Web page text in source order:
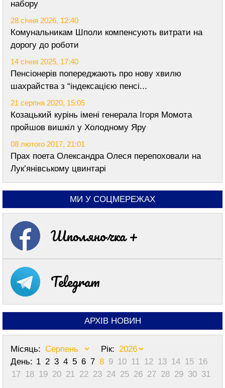
набору
28 січня 2026, 12:40
Комунальникам Шполи компенсують витрати на
дорогу до роботи
14 січня 2025, 17:40
Пенсіонерів попереджають про нову хвилю
шахрайства з “індексацією пенсі...
21 серпня 2020, 15:05
Козацький курінь імені генерала Ігоря Момота
пройшов вишкіл у Холодному Яру
08 лютого 2017, 21:01
Прах поета Олександра Олеся перепоховали на
Лук’янівському цвинтарі
МИ У СОЦМЕРЕЖАХ
Шполяночка +
Telegram
АРХІВ НОВИН
Місяць:
Рік:
День: 1 2 3 4 5 6 7 8 9 10 11 12 13 14 15 16
17 18 19 20 21 22 23 24 25 26 27 28 29 30 31